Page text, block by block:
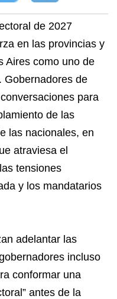
de 2027
en las provincias y
Aires como uno de
Gobernadores de
para
de las
las nacionales, en
atraviesa el
tensiones
y los mandatarios
adelantar las
incluso
conformar una
antes de la